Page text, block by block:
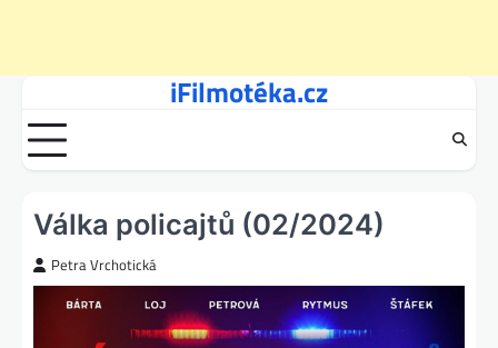
content
iFilmotéka.cz
Válka policajtů (02/2024)
Petra Vrchotická